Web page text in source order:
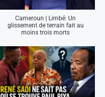
Cameroun | Limbé: Un
glissement de terrain fait au
moins trois morts